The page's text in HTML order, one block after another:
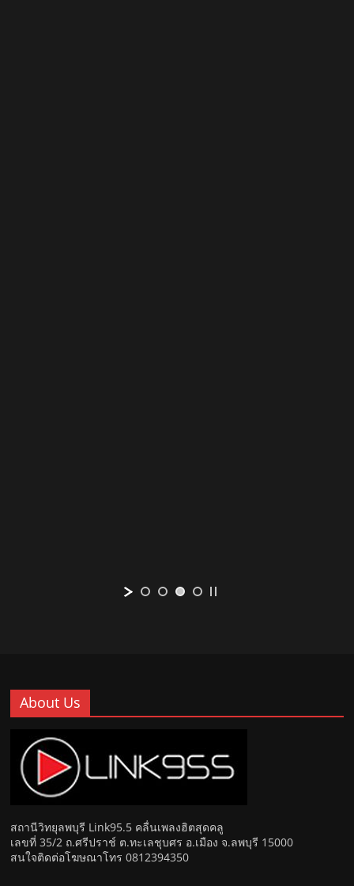
About Us
สถานีวิทยุลพบุรี Link95.5 คลื่นเพลงฮิตสุดคลู
เลขที่ 35/2 ถ.ศรีปราช์ ต.ทะเลชุบศร อ.เมือง จ.ลพบุรี 15000
สนใจติดต่อโฆษณาโทร 0812394350